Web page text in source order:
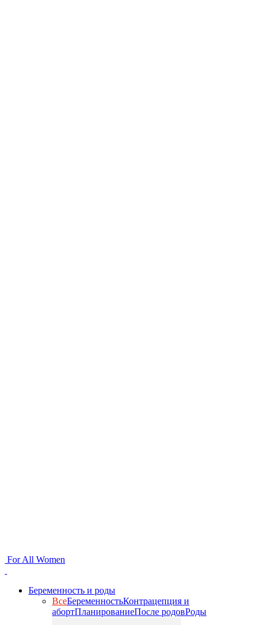
For All Women
Беременность и роды
ВсеБеременностьКонтрацепция и
абортПланированиеПосле родовРоды